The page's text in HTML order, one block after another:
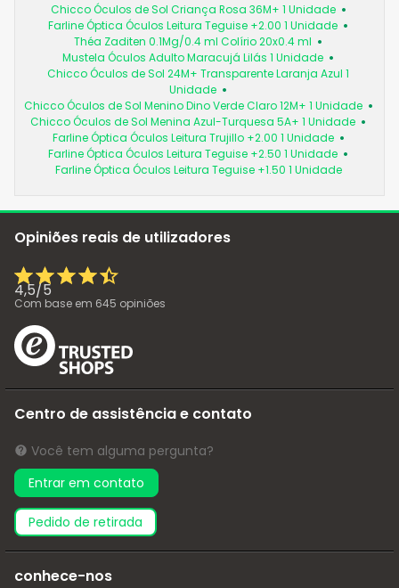
Chicco Óculos de Sol Criança Rosa 36M+ 1 Unidade
Farline Óptica Óculos Leitura Teguise +2.00 1 Unidade
Théa Zaditen 0.1Mg/0.4 ml Colírio 20x0.4 ml
Mustela Óculos Adulto Maracujá Lilás 1 Unidade
Chicco Óculos de Sol 24M+ Transparente Laranja Azul 1
Unidade
Chicco Óculos de Sol Menino Dino Verde Claro 12M+ 1 Unidade
Chicco Óculos de Sol Menina Azul-Turquesa 5A+ 1 Unidade
Farline Óptica Óculos Leitura Trujillo +2.00 1 Unidade
Farline Óptica Óculos Leitura Teguise +2.50 1 Unidade
Farline Óptica Óculos Leitura Teguise +1.50 1 Unidade
Opiniões reais de utilizadores
4,5/5
Com base em 645 opiniões
Centro de assistência e contato
Você tem alguma pergunta?
Entrar em contato
pedido de retirada
conhece-nos